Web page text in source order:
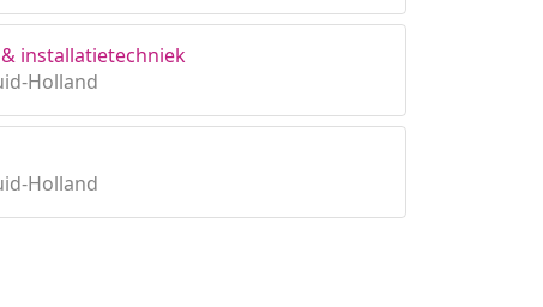
installatietechniek
Holland
Holland